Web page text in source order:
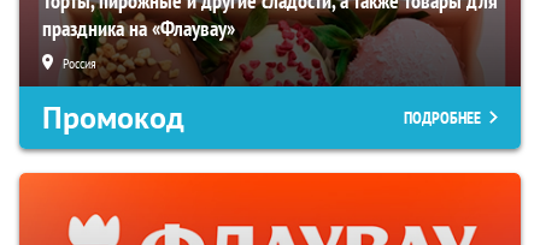
праздника на «Флаувау»
Россия
Промокод ПОДРОБНЕЕ